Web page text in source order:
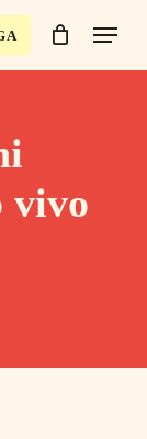
Menu
Cart
vivo